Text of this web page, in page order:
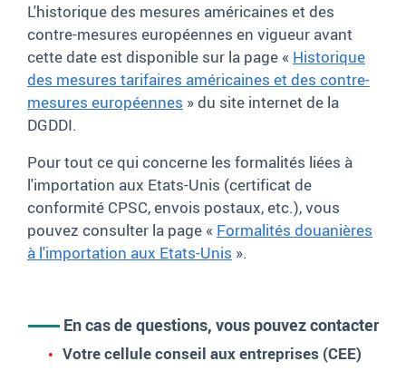
L'historique des mesures américaines et des
contre-mesures européennes en vigueur avant
cette date est disponible sur la page « Historique
des mesures tarifaires américaines et des contre-
mesures européennes » du site internet de la
DGDDI.
Pour tout ce qui concerne les formalités liées à
l'importation aux Etats-Unis (certificat de
conformité CPSC, envois postaux, etc.), vous
pouvez consulter la page « Formalités douanières
à l'importation aux Etats-Unis ».
En cas de questions, vous pouvez contacter
Votre cellule conseil aux entreprises (CEE)